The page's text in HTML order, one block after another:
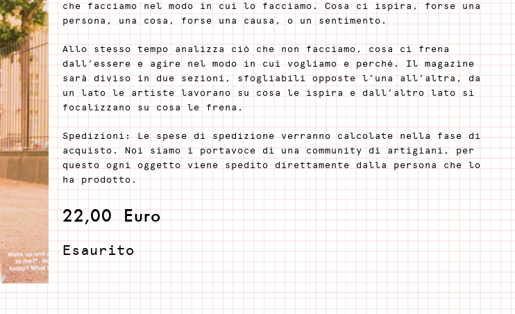
che facciamo nel modo in cui lo facciamo. Cosa ci ispira, forse una
persona, una cosa, forse una causa, o un sentimento.
Allo stesso tempo analizza ciò che non facciamo, cosa ci frena
dall’essere e agire nel modo in cui vogliamo e perché. Il magazine
sarà diviso in due sezioni, sfogliabili opposte l’una all’altra, da
un lato le artiste lavorano su cosa le ispira e dall’altro lato si
focalizzano su cosa le frena.
Spedizioni: Le spese di spedizione verranno calcolate nella fase di
acquisto. Noi siamo i portavoce di una community di artigiani, per
questo ogni oggetto viene spedito direttamente dalla persona che lo
ha prodotto.
22,00 Euro
Esaurito
Scopri chi ha prodotto questo oggetto